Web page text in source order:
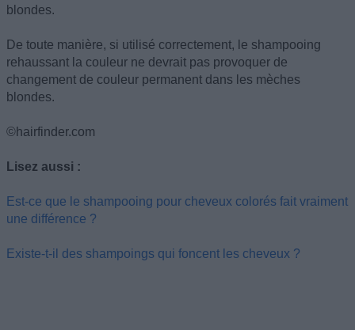
blondes.
De toute manière, si utilisé correctement, le shampooing
rehaussant la couleur ne devrait pas provoquer de
changement de couleur permanent dans les mèches
blondes.
©hairfinder.com
Lisez aussi :
Est-ce que le shampooing pour cheveux colorés fait vraiment
une différence ?
Existe-t-il des shampoings qui foncent les cheveux ?